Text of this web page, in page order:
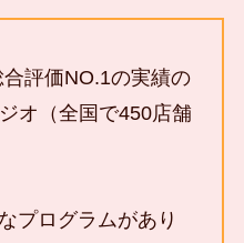
評価NO.1の実績の
オ（全国で450店舗
ログラムがあり